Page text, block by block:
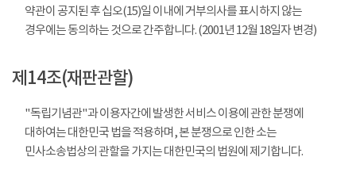
약관이 공지된 후 십오(15)일 이내에 거부의사를 표시하지 않는
경우에는 동의하는 것으로 간주합니다. (2001년 12월 18일자 변경)
제14조(재판관할)
"독립기념관"과 이용자간에 발생한 서비스 이용에 관한 분쟁에
대하여는 대한민국 법을 적용하며, 본 분쟁으로 인한 소는
민사소송법상의 관할을 가지는 대한민국의 법원에 제기합니다.